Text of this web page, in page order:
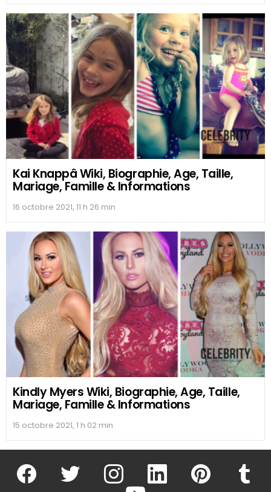
Kai Knappâ Wiki, Biographie, Age, Taille,
Mariage, Famille & Informations
16 octobre 2021, 11 h 26 min
Kindly Myers Wiki, Biographie, Age, Taille,
Mariage, Famille & Informations
15 octobre 2021, 1 h 02 min
facebook twitter instagram linkedin pinterest
youtube